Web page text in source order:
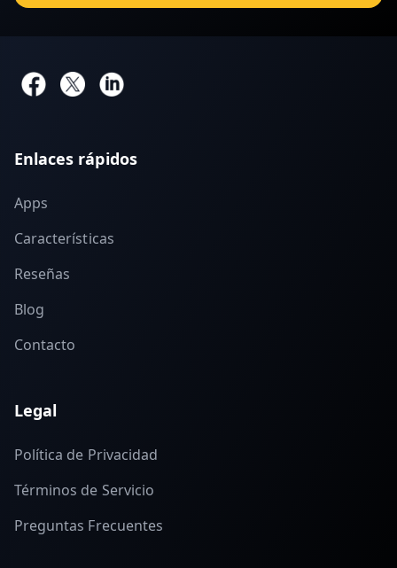
Enlaces rápidos
Apps
Características
Reseñas
Blog
Contacto
Legal
Política de Privacidad
Términos de Servicio
Preguntas Frecuentes